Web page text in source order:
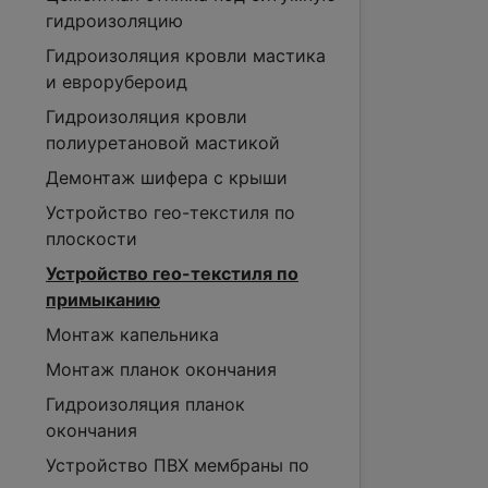
гидроизоляцию
Гидроизоляция кровли мастика
и еврорубероид
Гидроизоляция кровли
полиуретановой мастикой
Демонтаж шифера с крыши
Устройство гео-текстиля по
плоскости
Устройство гео-текстиля по
примыканию
Монтаж капельника
Монтаж планок окончания
Гидроизоляция планок
окончания
Устройство ПВХ мембраны по